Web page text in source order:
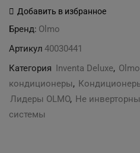
Olmo
08LDH3
Inventa
Deluxe
Добавить в избранное
Бренд: Olmo
Артикул 40030441
Категория Inventa Deluxe, Olmo
кондиционеры,
Лидеры OLMO, Не
системы